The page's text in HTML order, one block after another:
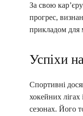
За свою
прогрес,
прикладом для
Успіхи
Спортивні
хокейних
сезонах. Його